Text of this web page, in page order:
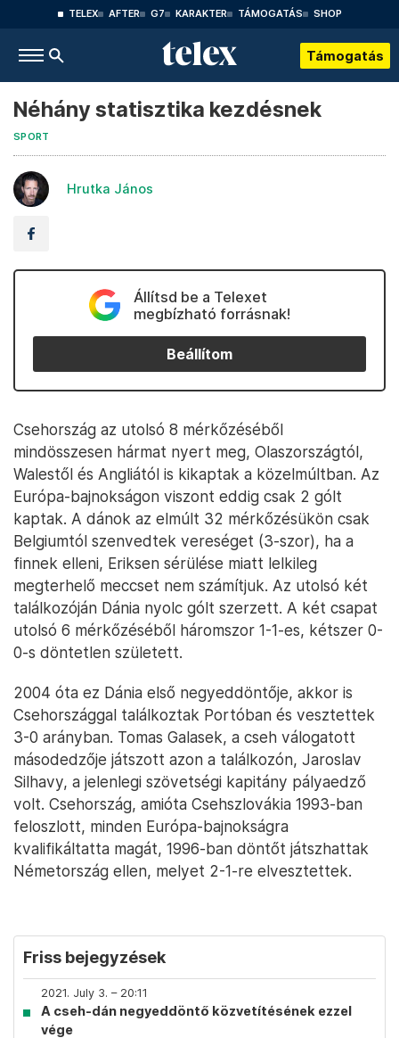
TELEX AFTER G7 KARAKTER TÁMOGATÁS SHOP
Támogatás
Néhány statisztika kezdésnek
SPORT
Hrutka János
Állítsd be a Telexet
megbízható forrásnak!
Beállítom
Csehország az utolsó 8 mérkőzéséből
mindösszesen hármat nyert meg, Olaszországtól,
Walestől és Angliától is kikaptak a közelmúltban. Az
Európa-bajnokságon viszont eddig csak 2 gólt
kaptak. A dánok az elmúlt 32 mérkőzésükön csak
Belgiumtól szenvedtek vereséget (3-szor), ha a
finnek elleni, Eriksen sérülése miatt lelkileg
megterhelő meccset nem számítjuk. Az utolsó két
találkozóján Dánia nyolc gólt szerzett. A két csapat
utolsó 6 mérkőzéséből háromszor 1-1-es, kétszer 0-
0-s döntetlen született.
2004 óta ez Dánia első negyeddöntője, akkor is
Csehországgal találkoztak Portóban és vesztettek
3-0 arányban. Tomas Galasek, a cseh válogatott
másodedzője játszott azon a találkozón, Jaroslav
Silhavy, a jelenlegi szövetségi kapitány pályaedző
volt. Csehország, amióta Csehszlovákia 1993-ban
feloszlott, minden Európa-bajnokságra
kvalifikáltatta magát, 1996-ban döntőt játszhattak
Németország ellen, melyet 2-1-re elvesztettek.
Friss bejegyzések
2021. July 3. – 20:11
A cseh-dán negyeddöntő közvetítésének ezzel
vége